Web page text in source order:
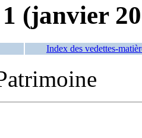
(janvier
Index des vedettes-